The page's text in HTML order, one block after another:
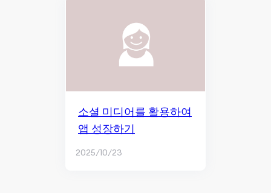
소셜 미디어를 활용하여
앱 성장하기
2025/10/23